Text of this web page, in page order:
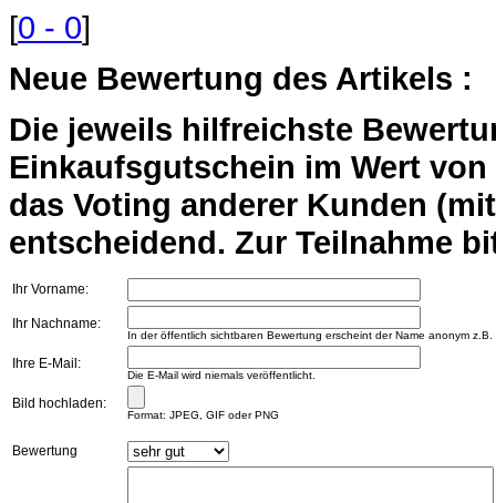
[0 - 0]
Neue Bewertung des Artikels :
Die jeweils hilfreichste
Einkaufsgutschein im Wert
das Voting anderer Kunden
entscheidend. Zur Teilnahme
Ihr Vorname:
Ihr Nachname:
In der öffentlich sichtbaren Bewertung erscheint der Name anonym
Ihre E-Mail:
Die E-Mail wird niemals veröffentlicht.
Bild hochladen:
Format: JPEG, GIF oder PNG
Bewertung